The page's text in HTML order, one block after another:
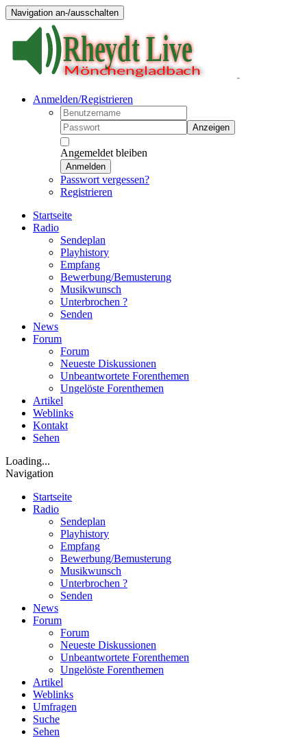
Navigation an-/ausschalten
Anmelden/Registrieren
Anzeigen
Angemeldet bleiben
Anmelden
Passwort vergessen?
Registrieren
Startseite
Radio
Sendeplan
Playhistory
Empfang
Bewerbung/Bemusterung
Musikwunsch
Unterbrochen ?
Senden
News
Forum
Forum
Neueste Diskussionen
Unbeantwortete Forenthemen
Ungelöste Forenthemen
Artikel
Weblinks
Kontakt
Sehen
Loading...
Navigation
Startseite
Radio
Sendeplan
Playhistory
Empfang
Bewerbung/Bemusterung
Musikwunsch
Unterbrochen ?
Senden
News
Forum
Forum
Neueste Diskussionen
Unbeantwortete Forenthemen
Ungelöste Forenthemen
Artikel
Weblinks
Umfragen
Suche
Sehen